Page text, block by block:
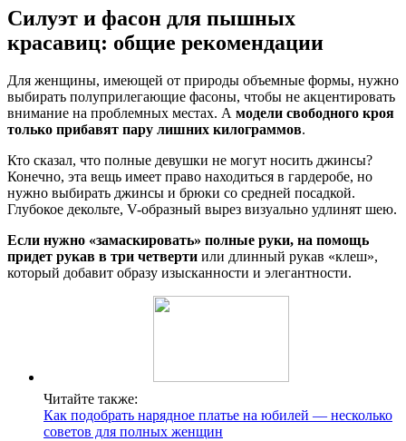
Силуэт и фасон для пышных
красавиц: общие рекомендации
Для женщины, имеющей от природы объемные формы, нужно
выбирать полуприлегающие фасоны, чтобы не акцентировать
внимание на проблемных местах. А модели свободного кроя
только прибавят пару лишних килограммов.
Кто сказал, что полные девушки не могут носить джинсы?
Конечно, эта вещь имеет право находиться в гардеробе, но
нужно выбирать джинсы и брюки со средней посадкой.
Глубокое декольте, V-образный вырез визуально удлинят шею.
Если нужно «замаскировать» полные руки, на помощь
придет рукав в три четверти или длинный рукав «клеш»,
который добавит образу изысканности и элегантности.
Читайте также:
Как подобрать нарядное платье на юбилей — несколько
советов для полных женщин